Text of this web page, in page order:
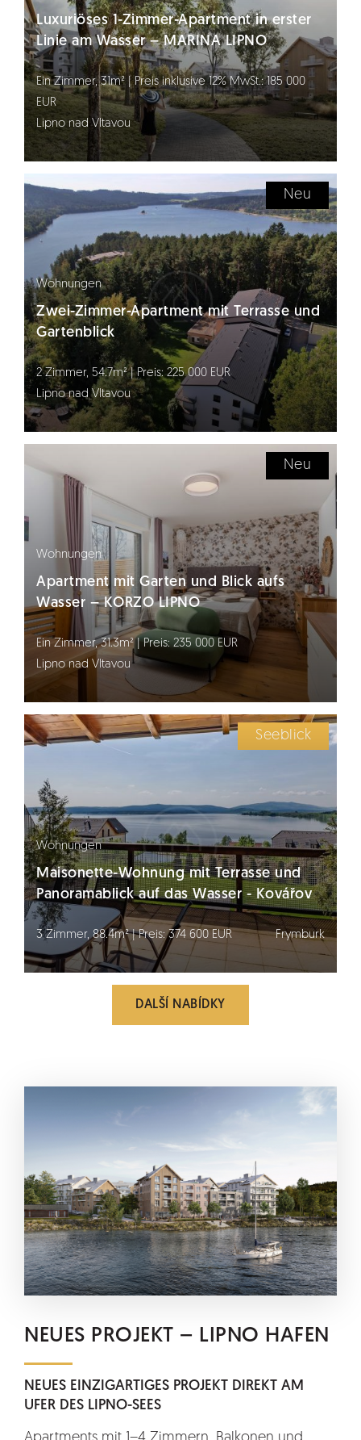
Luxuriöses 1-Zimmer-Apartment in erster
Linie am Wasser – MARINA LIPNO
Ein Zimmer, 31m² | Preis inklusive 12% MwSt.: 185 000
EUR
Lipno nad Vltavou
Neu
Wohnungen
Zwei-Zimmer-Apartment mit Terrasse und
Gartenblick
2 Zimmer, 54.7m² | Preis: 225 000 EUR
Lipno nad Vltavou
Neu
Wohnungen
Apartment mit Garten und Blick aufs
Wasser – KORZO LIPNO
Ein Zimmer, 31.3m² | Preis: 235 000 EUR
Lipno nad Vltavou
Seeblick
Wohnungen
Maisonette-Wohnung mit Terrasse und
Panoramablick auf das Wasser - Kovářov
3 Zimmer, 88.4m² | Preis: 374 600 EUR Frymburk
DALŠÍ NABÍDKY
NEUES PROJEKT – LIPNO HAFEN
NEUES EINZIGARTIGES PROJEKT DIREKT AM
UFER DES LIPNO-SEES